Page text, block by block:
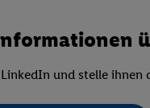
und stelle ihnen